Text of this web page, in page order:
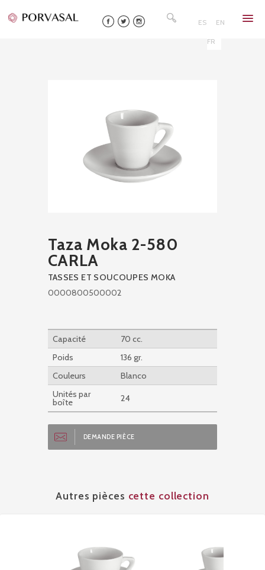
to
ES EN
FR
Taza Moka 2-580
CARLA
TASSES ET SOUCOUPES MOKA
0000800500002
Capacité
70 cc.
Poids
136 gr.
Couleurs
Blanco
Unités par
boîte 24
DEMANDE PIÈCE
Autres pièces cette collection